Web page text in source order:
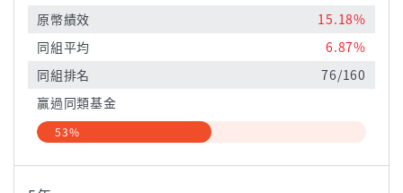
原幣績效
15.18%
同組平均
6.87%
同組排名
76/160
贏過同類基金
53%